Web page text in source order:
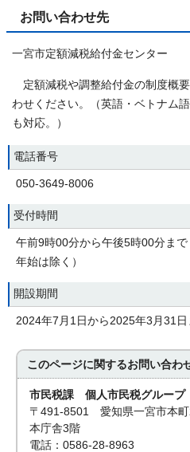
お問い合わせ先
一宮市定額減税給付金センター
定額減税や調整給付金の制度概
わせください。（英語・ベトナム
も対応。）
電話番号
050-3649-8006
受付時間
午前9時00分から午後5時00分ま
年始は除く）
開設期間
2024年7月1日から2025年3月31日
このページに関するお問い合わ
市民税課 個人市民税グループ
〒491-8501 愛知県一宮市本
本庁舎3階
電話：0586-28-8963